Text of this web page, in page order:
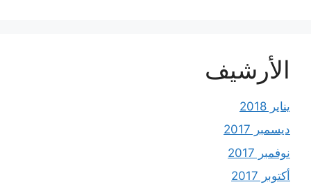
الأرشيف
يناير 2018
ديسمبر 2017
نوفمبر 2017
أكتوبر 2017